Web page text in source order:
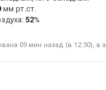
мм рт.ст.
52%
09 мин назад (в 12:30),